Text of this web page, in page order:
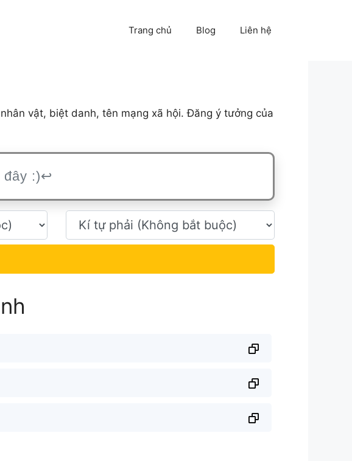
Trang chủ Blog Liên hệ
vật, biệt danh, tên mạng xã hội. Đăng ý tưởng của